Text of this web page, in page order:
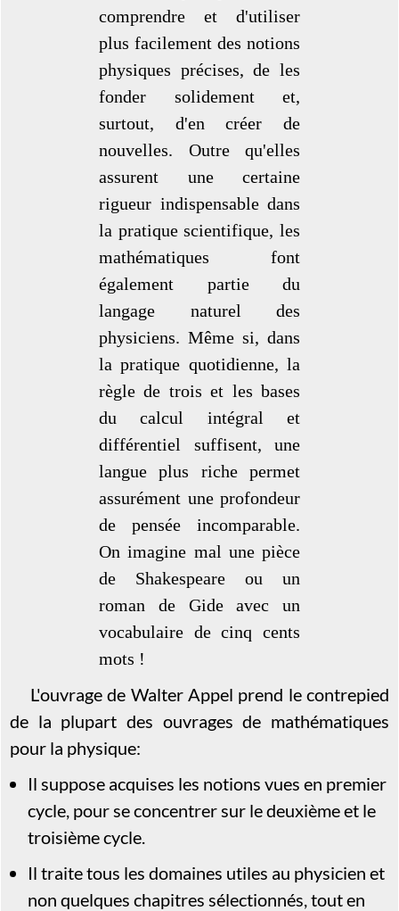
comprendre et d'utiliser
plus facilement des notions
physiques précises, de les
fonder solidement et,
surtout, d'en créer de
nouvelles. Outre qu'elles
assurent une certaine
rigueur indispensable dans
la pratique scientifique, les
mathématiques font
également partie du
langage naturel des
physiciens. Même si, dans
la pratique quotidienne, la
règle de trois et les bases
du calcul intégral et
différentiel suffisent, une
langue plus riche permet
assurément une profondeur
de pensée incomparable.
On imagine mal une pièce
de Shakespeare ou un
roman de Gide avec un
vocabulaire de cinq cents
mots !
L'ouvrage de Walter Appel prend le contrepied
de la plupart des ouvrages de mathématiques
pour la physique:
Il suppose acquises les notions vues en premier
cycle, pour se concentrer sur le deuxième et le
troisième cycle.
Il traite tous les domaines utiles au physicien et
non quelques chapitres sélectionnés, tout en